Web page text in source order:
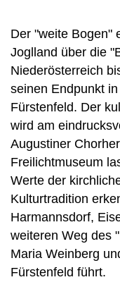
Der "weite Bogen"
Joglland über die
Niederösterreich
seinen Endpunkt
Fürstenfeld. Der
wird am
Augustiner
Freilichtmuseum
Werte der
Kulturtradition
Harmannsdorf,
weiteren Weg des
Maria Weinberg
Fürstenfeld führt.